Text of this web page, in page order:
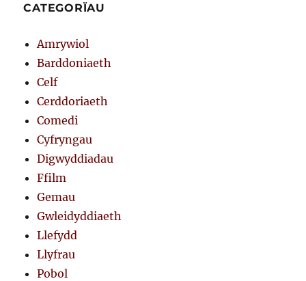
CATEGORÏAU
Amrywiol
Barddoniaeth
Celf
Cerddoriaeth
Comedi
Cyfryngau
Digwyddiadau
Ffilm
Gemau
Gwleidyddiaeth
Llefydd
Llyfrau
Pobol